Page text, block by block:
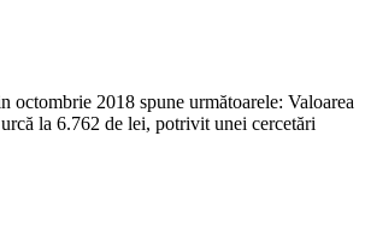
octombrie 2018 spune următoarele: Valoarea
la 6.762 de lei, potrivit unei cercetări